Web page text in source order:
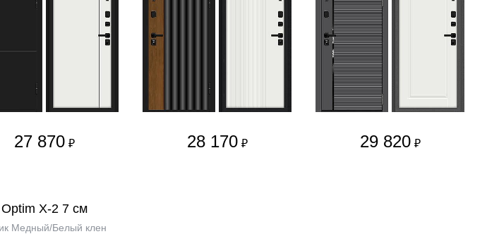
27 870 ₽ 28 170 ₽ 29 820 ₽
Optim X-2 7 см
Медный/Белый клен